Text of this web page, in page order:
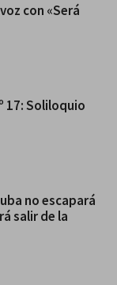
con «Será
17: Soliloquio
no escapará
salir de la